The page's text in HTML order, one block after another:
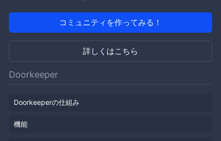
コミュニティを作ってみる！
詳しくはこちら
Doorkeeper
Doorkeeperの仕組み
機能